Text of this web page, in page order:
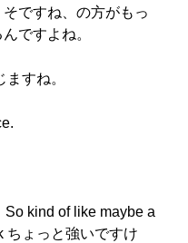
ですね、の方がもっ
ですよね。
すね。
So kind of like maybe a
ちょっと強いですけ